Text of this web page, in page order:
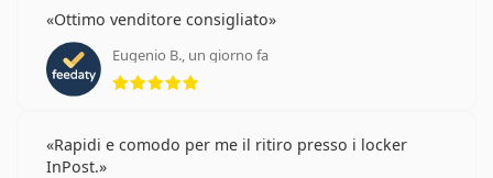
Ottimo venditore consigliato
Eugenio B., un giorno fa
valutazione 5 di 5
Rapidi e comodo per me il ritiro presso i locker
InPost.